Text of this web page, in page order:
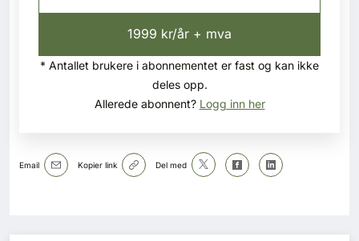
1999 kr/år + mva
* Antallet brukere i abonnementet er fast og kan ikke
deles opp.
Allerede abonnent? Logg inn her
Email Kopier link Del med